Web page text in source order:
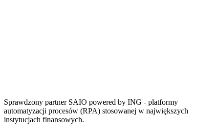
Sprawdzony partner SAIO powered by ING - platformy
automatyzacji procesów (RPA) stosowanej w największych
instytucjach finansowych.